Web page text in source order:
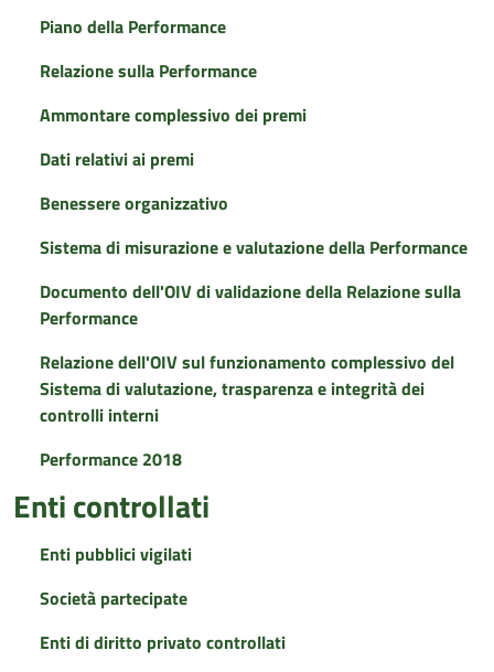
Piano della Performance
Relazione sulla Performance
Ammontare complessivo dei premi
Dati relativi ai premi
Benessere organizzativo
Sistema di misurazione e valutazione della Performance
Documento dell'OIV di validazione della Relazione sulla
Performance
Relazione dell'OIV sul funzionamento complessivo del
Sistema di valutazione, trasparenza e integrità dei
controlli interni
Performance 2018
Enti controllati
Enti pubblici vigilati
Società partecipate
Enti di diritto privato controllati